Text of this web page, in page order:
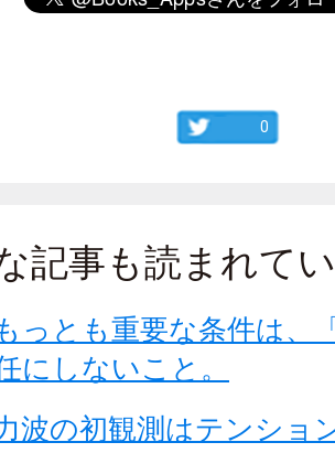
0
記事も読まれて
っとも重要な条件は、
にしないこと。
波の初観測はテンショ